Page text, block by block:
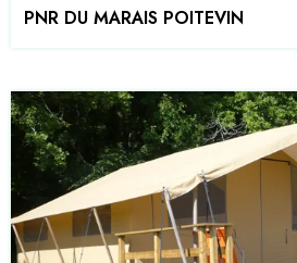
PNR DU MARAIS POITEVIN